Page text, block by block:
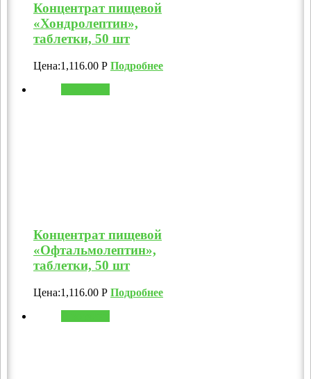
Концентрат пищевой
«Хондролептин»,
таблетки, 50 шт
Цена:1,116.00 Р Подробнее
Концентрат пищевой
«Офтальмолептин»,
таблетки, 50 шт
Цена:1,116.00 Р Подробнее